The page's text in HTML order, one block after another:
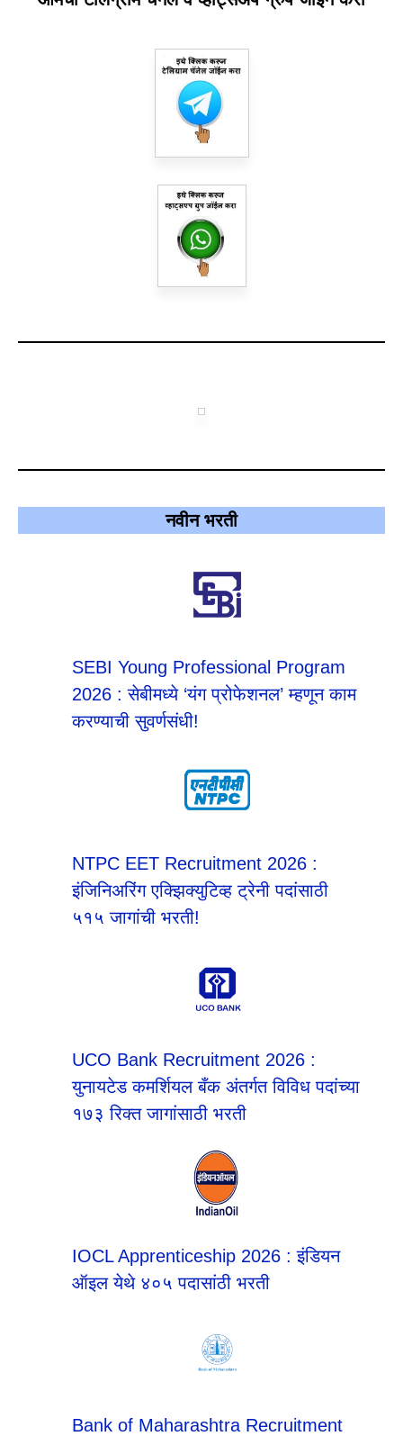
नवीन भरती
SEBI Young Professional Program
2026 : सेबीमध्ये ‘यंग प्रोफेशनल’ म्हणून काम
करण्याची सुवर्णसंधी!
NTPC EET Recruitment 2026 :
इंजिनिअरिंग एक्झिक्युटिव्ह ट्रेनी पदांसाठी
५१५ जागांची भरती!
UCO Bank Recruitment 2026 :
युनायटेड कमर्शियल बँक अंतर्गत विविध पदांच्या
१७३ रिक्त जागांसाठी भरती
IOCL Apprenticeship 2026 : इंडियन
ऑइल येथे ४०५ पदासांठी भरती
Bank of Maharashtra Recruitment